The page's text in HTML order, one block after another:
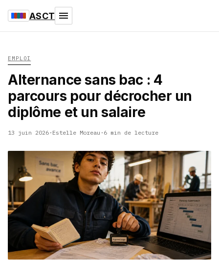
ASCT
EMPLOI
Alternance sans bac : 4
parcours pour décrocher un
diplôme et un salaire
13 juin 2026 · Estelle Moreau · 6 min de lecture